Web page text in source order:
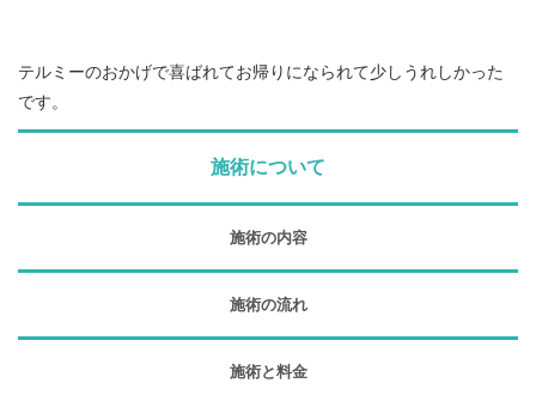
テルミーのおかげで喜ばれてお帰りになられて少しうれしかった
です。
施術について
施術の内容
施術の流れ
施術と料金